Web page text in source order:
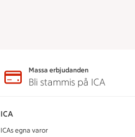
Massa erbjudanden
Bli stammis på ICA
ICA
ICAs egna varor